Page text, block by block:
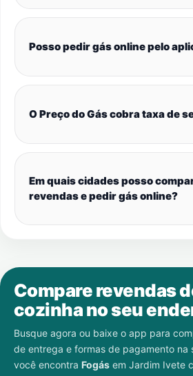
Posso pedir gás online pelo
O Preço do Gás cobra taxa de
Em quais cidades posso
revendas e pedir gás online?
Compare revendas
cozinha no seu
Busque agora ou baixe o app para
de entrega e formas de pagamento na
você encontra Fogás em Jardim Ivete